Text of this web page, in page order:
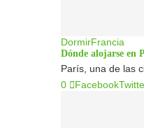
DormirFrancia
Dónde alojarse en
París, una de las
0
Facebook